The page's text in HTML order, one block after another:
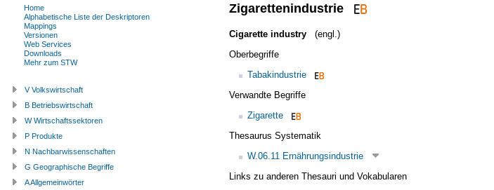
Zigarettenindustrie
Cigarette industry
(engl.)
Oberbegriffe
Tabakindustrie
Verwandte Begriffe
Zigarette
Thesaurus Systematik
W.06.11 Ernährungsindustrie
Links zu anderen Thesauri und Vokabularen
Home
Alphabetische Liste der Deskriptoren
Mappings
Versionen
Web Services
Downloads
Mehr zum STW
V Volkswirtschaft
B Betriebswirtschaft
W Wirtschaftssektoren
P Produkte
N Nachbarwissenschaften
G Geographische Begriffe
A Allgemeinwörter